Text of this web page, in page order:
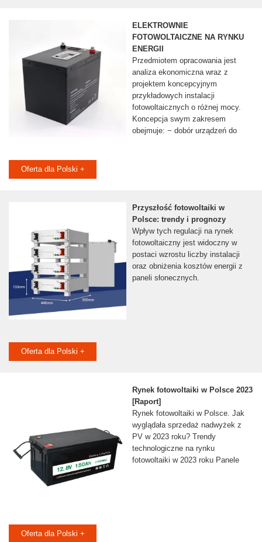
ELEKTROWNIE
FOTOWOLTAICZNE NA RYNKU
ENERGII
Przedmiotem opracowania jest
analiza ekonomiczna wraz z
projektem koncepcyjnym
przykładowych instalacji
fotowoltaicznych o różnej mocy.
Koncepcja swym zakresem
obejmuje: − dobór urządzeń do
Oferta dla Polski +
Przyszłość fotowoltaiki w
Polsce: trendy i prognozy
Wpływ tych regulacji na rynek
fotowoltaiczny jest widoczny w
postaci wzrostu liczby instalacji
oraz obniżenia kosztów energii z
paneli słonecznych.
Oferta dla Polski +
Rynek fotowoltaiki w Polsce 2023
[Raport]
Rynek fotowoltaiki w Polsce. Jak
wyglądała sprzedaż nadwyżek z
PV w 2023 roku? Trendy
technologiczne na rynku
fotowoltaiki w 2023 roku Panele
Oferta dla Polski +